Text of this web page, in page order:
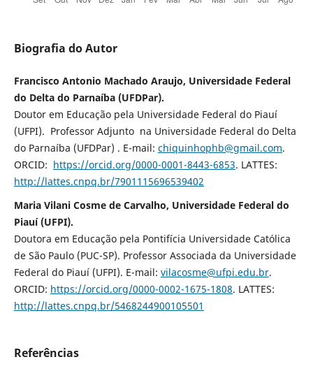
Biografia do Autor
Francisco Antonio Machado Araujo, Universidade Federal
do Delta do Parnaíba (UFDPar).
Doutor em Educação pela Universidade Federal do Piauí
(UFPI). Professor Adjunto na Universidade Federal do Delta
do Parnaíba (UFDPar) . E-mail: chiquinhophb@gmail.com.
ORCID: https://orcid.org/0000-0001-8443-6853. LATTES:
http://lattes.cnpq.br/7901115696539402
Maria Vilani Cosme de Carvalho, Universidade Federal do
Piauí (UFPI).
Doutora em Educação pela Pontifícia Universidade Católica
de São Paulo (PUC-SP). Professor Associada da Universidade
Federal do Piauí (UFPI). E-mail: vilacosme@ufpi.edu.br.
ORCID: https://orcid.org/0000-0002-1675-1808. LATTES:
http://lattes.cnpq.br/5468244900105501
Referências